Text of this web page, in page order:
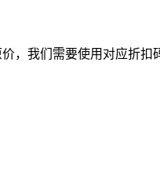
，我们需要使用对应折扣